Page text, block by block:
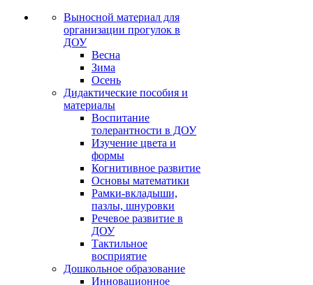
Выносной материал для
организации прогулок в
ДОУ
Весна
Зима
Осень
Дидактические пособия и
материалы
Воспитание
толерантности в ДОУ
Изучение цвета и
формы
Когнитивное развитие
Основы математики
Рамки-вкладыши,
пазлы, шнуровки
Речевое развитие в
ДОУ
Тактильное
восприятие
Дошкольное образование
Инновационное